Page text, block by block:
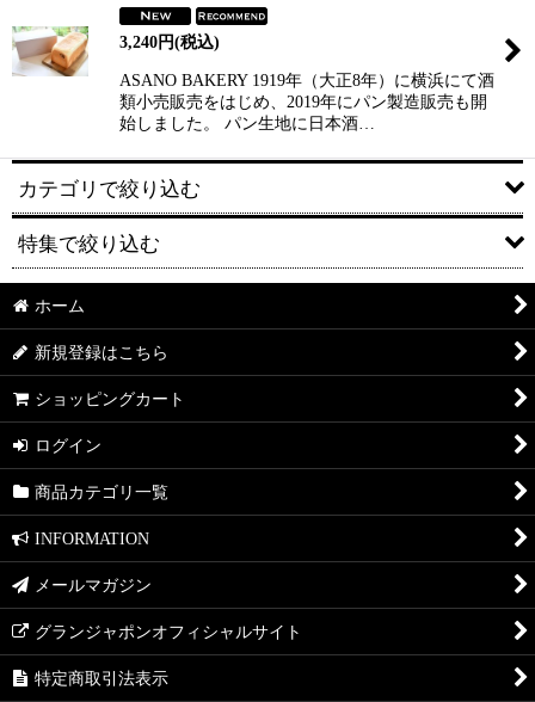
3,240円(税込)
ASANO BAKERY 1919年（大正8年）に横浜にて酒
類小売販売をはじめ、2019年にパン製造販売も開
始しました。 パン生地に日本酒…
カテゴリで絞り込む
はちみつ紅茶・ハーブティー
カルド（パエリアだし・スープ）
お米・パスタ
塩・岩塩
はちみつ
お菓子
飲料
お酒
特集で絞り込む
送料無料
セット販売
ギフト
KITCHEN
DINING
PATIO
ホーム
新規登録はこちら
ショッピングカート
ログイン
商品カテゴリ一覧
INFORMATION
メールマガジン
グランジャポンオフィシャルサイト
特定商取引法表示